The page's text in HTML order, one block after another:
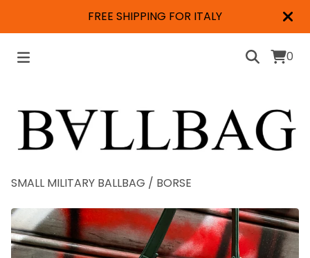
FREE SHIPPING FOR ITALY
0
SMALL MILITARY BALLBAG / BORSE